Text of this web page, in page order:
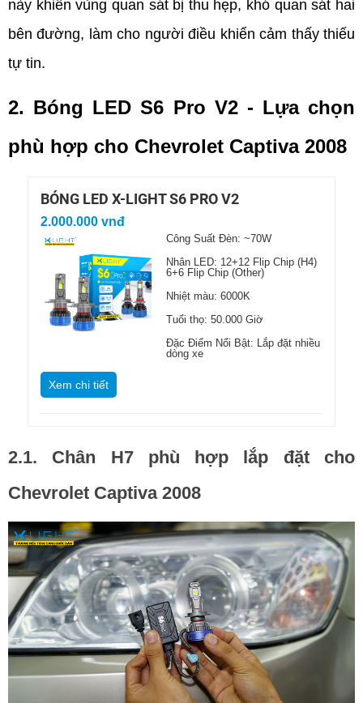
này khiến vùng quan sát bị thu hẹp, khó quan sát hai
bên đường, làm cho người điều khiển cảm thấy thiếu
tự tin.
2. Bóng LED S6 Pro V2 - Lựa chọn
phù hợp cho Chevrolet Captiva 2008
BÓNG LED X-LIGHT S6 PRO V2
2.000.000 vnđ
Công Suất Đèn: ~70W
Nhân LED: 12+12 Flip Chip (H4)
6+6 Flip Chip (Other)
Nhiệt màu: 6000K
Tuổi thọ: 50.000 Giờ
Đặc Điểm Nổi Bật: Lắp đặt nhiều
dòng xe
Xem chi tiết
2.1. Chân H7 phù hợp lắp đặt cho
Chevrolet Captiva 2008